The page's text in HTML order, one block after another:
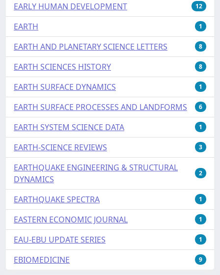
EARLY HUMAN DEVELOPMENT 12
EARTH 1
EARTH AND PLANETARY SCIENCE LETTERS 8
EARTH SCIENCES HISTORY 8
EARTH SURFACE DYNAMICS 1
EARTH SURFACE PROCESSES AND LANDFORMS 6
EARTH SYSTEM SCIENCE DATA 1
EARTH-SCIENCE REVIEWS 3
EARTHQUAKE ENGINEERING & STRUCTURAL
DYNAMICS
2
EARTHQUAKE SPECTRA 1
EASTERN ECONOMIC JOURNAL 1
EAU-EBU UPDATE SERIES 1
EBIOMEDICINE 9